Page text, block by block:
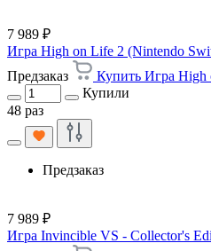
7 989 ₽
Игра High on Life 2 (Nintendo
Предзаказ
Купить Игра High
Купили
48 раз
Предзаказ
7 989 ₽
Игра Invincible VS - Collector's